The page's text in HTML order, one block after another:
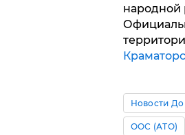
народной
Новости
ООС (АТО)